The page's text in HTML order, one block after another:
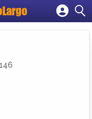
empresa
146